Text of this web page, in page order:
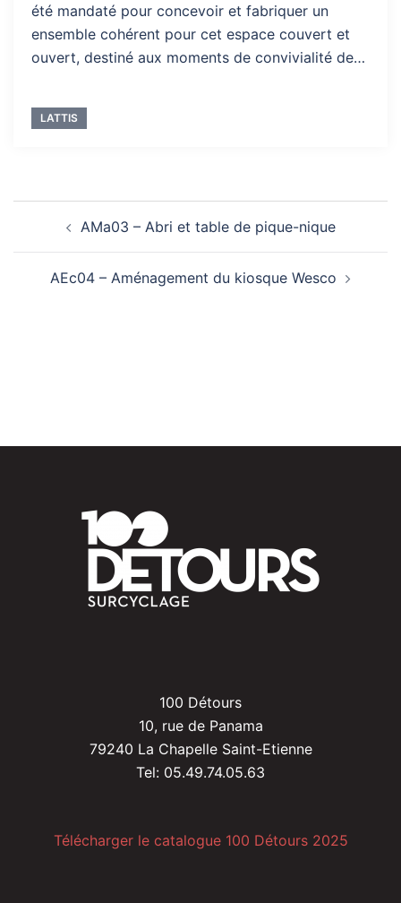
été mandaté pour concevoir et fabriquer un
ensemble cohérent pour cet espace couvert et
ouvert, destiné aux moments de convivialité de…
LATTIS
d’articleAMa03 – Abri et table de pique-nique
AEc04 – Aménagement du kiosque Wesco
100 Détours
10, rue de Panama
79240 La Chapelle Saint-Etienne
Tel: 05.49.74.05.63
Télécharger le catalogue 100 Détours 2025